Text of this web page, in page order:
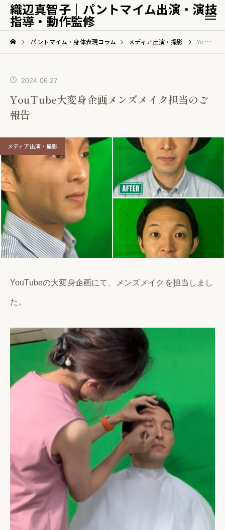
織辺真智子｜パントマイム出演・演技
指導・動作監修
パントマイム・身体表現コラム メディア出演・撮影 YouTube大変身企画メンズメイク担当のご報告
2024.06.27
YouTube大変身企画メンズメイク担当のご
報告
メディア出演・撮影
YouTubeの大変身企画にて、メンズメイクを担当しまし
た。